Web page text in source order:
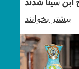
بیشتر بخوانند